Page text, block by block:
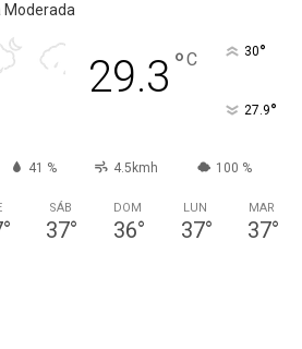
Moderada
29.3 °C 30°
27.9°
41 % 4.5kmh 100 %
°
SÁB
37°
DOM
36°
LUN
37°
MAR
37°